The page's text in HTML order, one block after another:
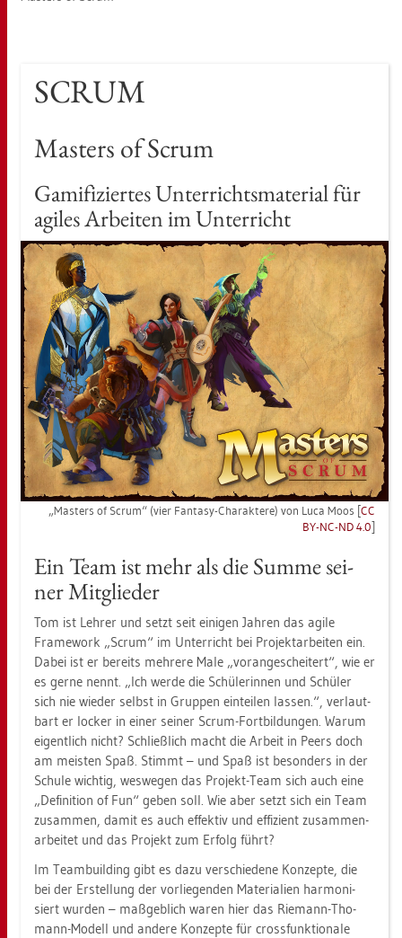
SCRUM
Mas­ters of Scrum
Ga­mi­fi­zier­tes Un­ter­richts­ma­te­ri­al für
agi­les Ar­bei­ten im Un­ter­richt
„Mas­ters of Scrum“ (vier Fan­ta­sy-Cha­rak­te­re) von Luca Moos [CC
BY-NC-ND 4.0]
Ein Team ist mehr als die Summe sei­
ner Mit­glie­der
Tom ist Leh­rer und setzt seit ei­ni­gen Jah­ren das agile
Frame­work „Scrum“ im Un­ter­richt bei Pro­jekt­ar­bei­ten ein.
Dabei ist er be­reits meh­re­re Male „vor­an­ge­schei­tert“, wie er
es gerne nennt. „Ich werde die Schü­le­rin­nen und Schü­ler
sich nie wie­der selbst in Grup­pen ein­tei­len las­sen.“, ver­laut­
bart er lo­cker in einer sei­ner Scrum-Fort­bil­dun­gen. Warum
ei­gent­lich nicht? Schließ­lich macht die Ar­beit in Peers doch
am meis­ten Spaß. Stimmt – und Spaß ist be­son­ders in der
Schu­le wich­tig, wes­we­gen das Pro­jekt-Team sich auch eine
„De­fi­ni­ti­on of Fun“ geben soll. Wie aber setzt sich ein Team
zu­sam­men, damit es auch ef­fek­tiv und ef­fi­zi­ent zu­sam­men­
ar­bei­tet und das Pro­jekt zum Er­folg führt?
Im Team­buil­ding gibt es dazu ver­schie­de­ne Kon­zep­te, die
bei der Er­stel­lung der vor­lie­gen­den Ma­te­ria­li­en har­mo­ni­
siert wur­den – maß­geb­lich waren hier das Rie­mann-Tho­
mann-Mo­dell und an­de­re Kon­zep­te für cross­funk­tio­na­le